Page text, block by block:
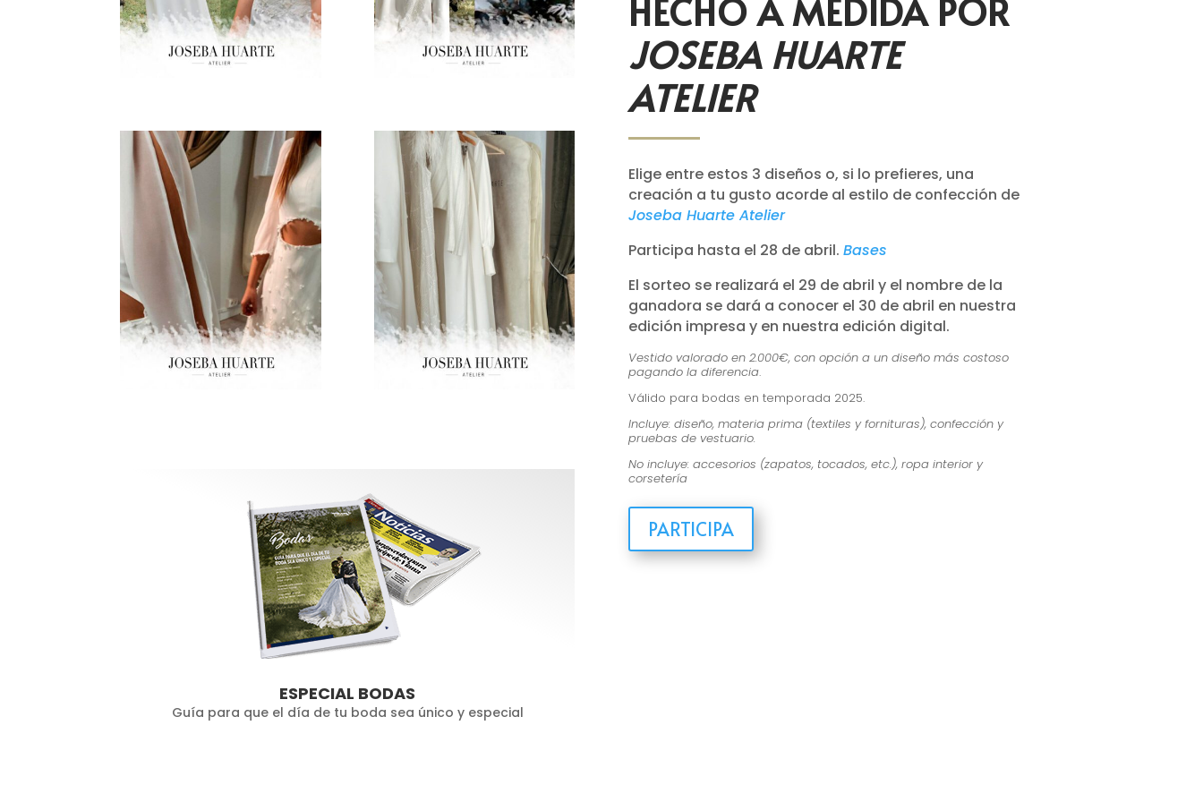
ESPECIAL BODAS
Guía para que el día de tu boda sea único y especial
HECHO A MEDIDA POR
JOSEBA HUARTE
ATELIER
Elige entre estos 3 diseños o, si lo prefieres, una
creación a tu gusto acorde al estilo de confección de
Joseba Huarte Atelier
Participa hasta el 28 de abril. Bases
El sorteo se realizará el 29 de abril y el nombre de la
ganadora se dará a conocer el 30 de abril en nuestra
edición impresa y en nuestra edición digital.
Vestido valorado en 2.000€, con opción a un diseño más costoso
pagando la diferencia.
Válido para bodas en temporada 2025.
Incluye: diseño, materia prima (textiles y fornituras), confección y
pruebas de vestuario.
No incluye: accesorios (zapatos, tocados, etc.), ropa interior y
corsetería
PARTICIPA